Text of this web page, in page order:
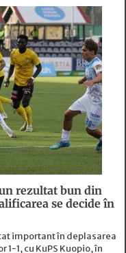
rezultat bun din
se decide în
important în deplasarea
1, cu KuPS Kuopio, în